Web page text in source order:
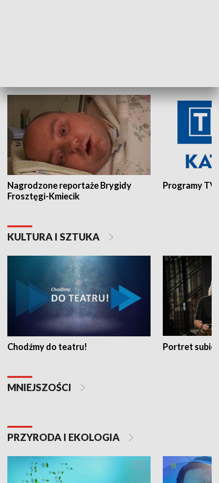
Nagrodzone reportaże Brygidy
Frosztęgi-Kmiecik
Programy
KULTURA I SZTUKA
Chodźmy do teatru! Portret
MNIEJSZOŚCI
PRZYRODA I EKOLOGIA